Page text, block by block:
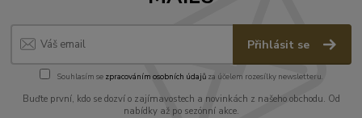
Přihlásit se
Souhlasím se zpracováním osobních údajůza účelem rozesílky newsletteru.
Buďte první, kdo se dozví o zajímavostech a novinkách z našeho obchodu. Od
nabídky až po sezónní akce.